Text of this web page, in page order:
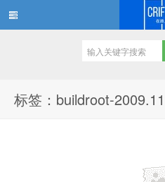
标签：buildroot-2009.11